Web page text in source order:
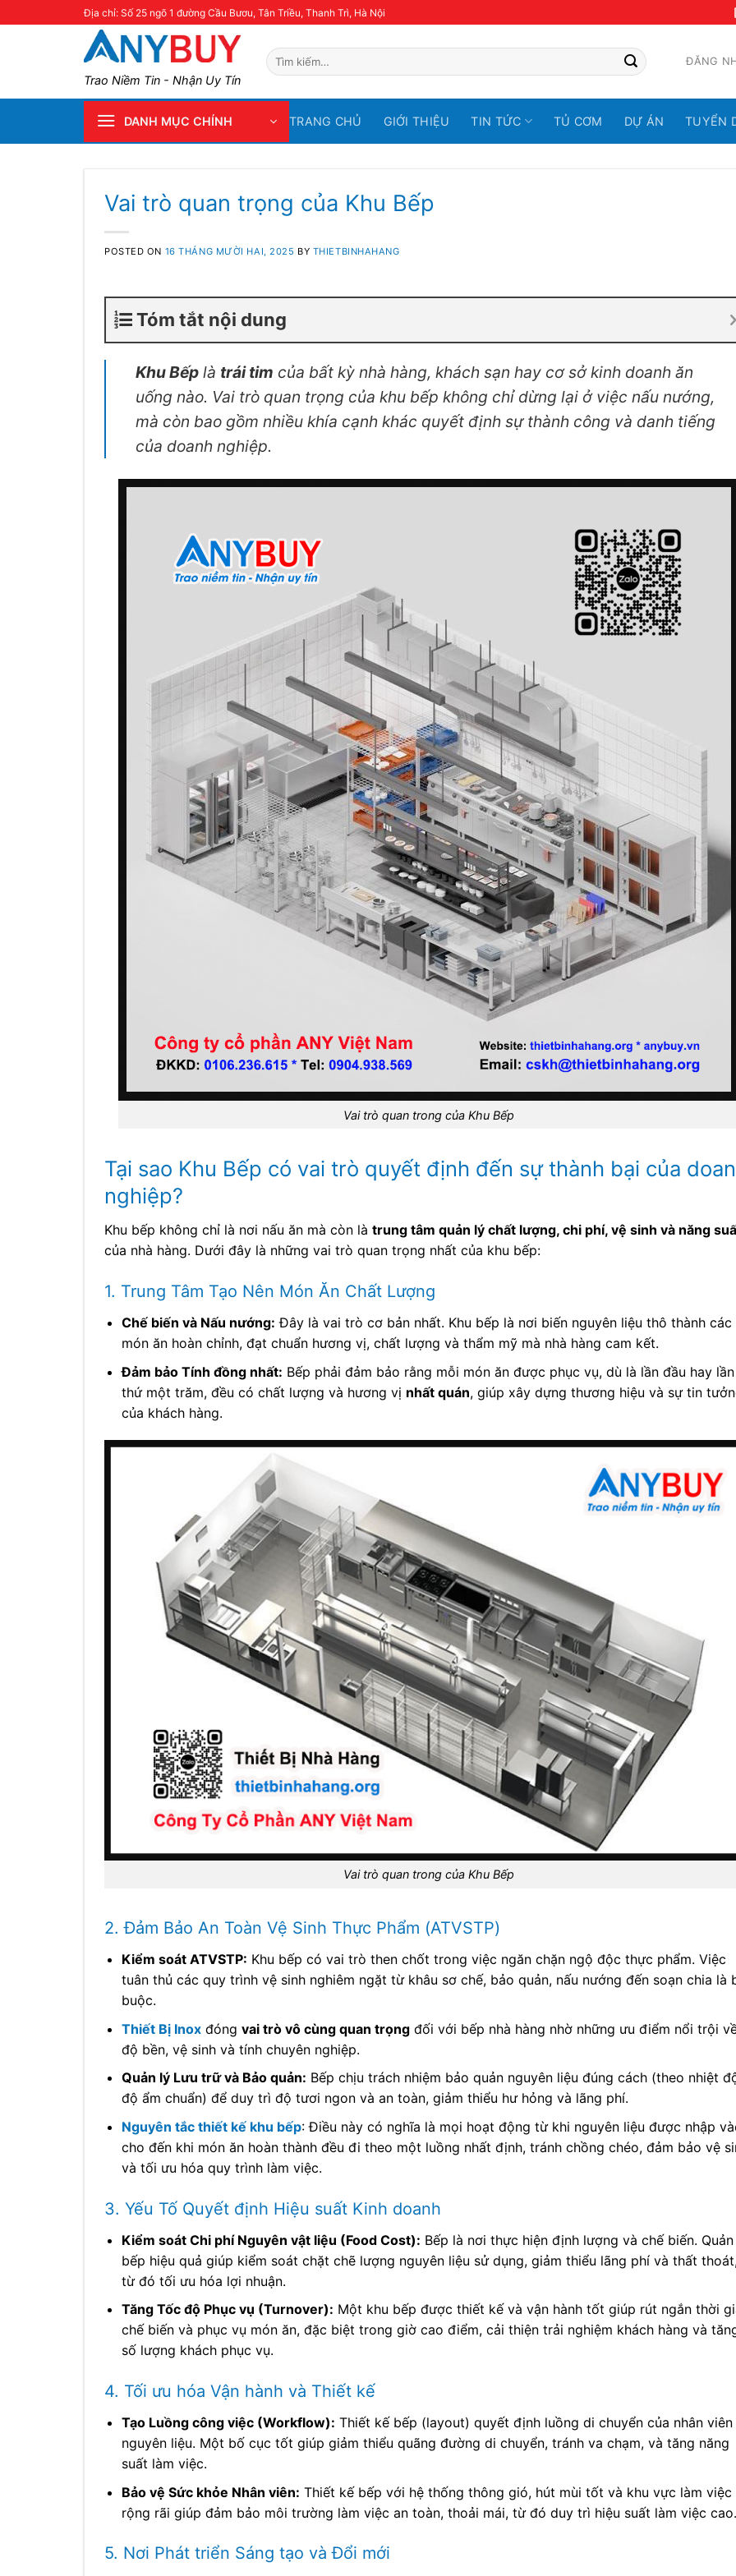
Địa chỉ: Số 25 ngõ 1 đường Cầu Bươu, Tân Triều, Thanh Trì, Hà Nội
Trao Niềm Tin - Nhận Uy Tín
Tìm
kiếm:
ĐĂNG
DANH MỤC CHÍNH TRANG CHỦ GIỚI THIỆU TIN TỨC TỦ CƠM DỰ ÁN TUYỂN
Vai trò quan trọng của Khu Bếp
POSTED ON 16 THÁNG MƯỜI HAI, 2025 BY THIETBINHAHANG
Tóm tắt nội dung
Khu Bếp là trái tim của bất kỳ nhà hàng, khách sạn hay cơ sở kinh doanh ăn
uống nào. Vai trò quan trọng của khu bếp không chỉ dừng lại ở việc nấu nướng,
mà còn bao gồm nhiều khía cạnh khác quyết định sự thành công và danh tiếng
của doanh nghiệp.
Vai trò quan trong của Khu Bếp
Tại sao Khu Bếp có vai trò quyết định đến sự thành bại của
nghiệp?
Khu bếp không chỉ là nơi nấu ăn mà còn là trung tâm quản lý chất lượng, chi phí, vệ sinh và năng
của nhà hàng. Dưới đây là những vai trò quan trọng nhất của khu bếp:
1. Trung Tâm Tạo Nên Món Ăn Chất Lượng
Chế biến và Nấu nướng: Đây là vai trò cơ bản nhất. Khu bếp là nơi biến nguyên liệu thô thành các
món ăn hoàn chỉnh, đạt chuẩn hương vị, chất lượng và thẩm mỹ mà nhà hàng cam kết.
Đảm bảo Tính đồng nhất: Bếp phải đảm bảo rằng mỗi món ăn được phục vụ, dù là lần đầu hay lần
thứ một trăm, đều có chất lượng và hương vị nhất quán, giúp xây dựng thương hiệu và sự tin
của khách hàng.
Vai trò quan trong của Khu Bếp
2. Đảm Bảo An Toàn Vệ Sinh Thực Phẩm (ATVSTP)
Kiểm soát ATVSTP: Khu bếp có vai trò then chốt trong việc ngăn chặn ngộ độc thực phẩm. Việc
tuân thủ các quy trình vệ sinh nghiêm ngặt từ khâu sơ chế, bảo quản, nấu nướng đến soạn chia là
buộc.
Thiết Bị Inoxđóng vai trò vô cùng quan trọngđối với bếp nhà hàng nhờ những ưu điểm nổi trội
độ bền, vệ sinh và tính chuyên nghiệp.
Quản lý Lưu trữ và Bảo quản: Bếp chịu trách nhiệm bảo quản nguyên liệu đúng cách (theo nhiệt
độ ẩm chuẩn) để duy trì độ tươi ngon và an toàn, giảm thiểu hư hỏng và lãng phí.
Nguyên tắc thiết kế khu bếp: Điều này có nghĩa là mọi hoạt động từ khi nguyên liệu được nhập
cho đến khi món ăn hoàn thành đều đi theo một luồng nhất định, tránh chồng chéo, đảm bảo vệ
và tối ưu hóa quy trình làm việc.
3. Yếu Tố Quyết định Hiệu suất Kinh doanh
Kiểm soát Chi phí Nguyên vật liệu (Food Cost): Bếp là nơi thực hiện định lượng và chế biến.
bếp hiệu quả giúp kiểm soát chặt chẽ lượng nguyên liệu sử dụng, giảm thiểu lãng phí và thất
từ đó tối ưu hóa lợi nhuận.
Tăng Tốc độ Phục vụ (Turnover): Một khu bếp được thiết kế và vận hành tốt giúp rút ngắn thời
chế biến và phục vụ món ăn, đặc biệt trong giờ cao điểm, cải thiện trải nghiệm khách hàng và
số lượng khách phục vụ.
4. Tối ưu hóa Vận hành và Thiết kế
Tạo Luồng công việc (Workflow): Thiết kế bếp (layout) quyết định luồng di chuyển của nhân viên
nguyên liệu. Một bố cục tốt giúp giảm thiểu quãng đường di chuyển, tránh va chạm, và tăng năng
suất làm việc.
Bảo vệ Sức khỏe Nhân viên: Thiết kế bếp với hệ thống thông gió, hút mùi tốt và khu vực làm việc
rộng rãi giúp đảm bảo môi trường làm việc an toàn, thoải mái, từ đó duy trì hiệu suất làm việc cao.
5. Nơi Phát triển Sáng tạo và Đổi mới